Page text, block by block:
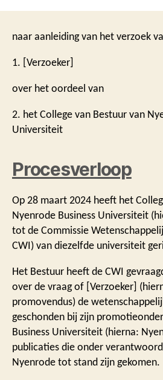
naar aanleiding van het verzoek
1. [Verzoeker]
over het oordeel van
2. het College van Bestuur van
Universiteit
Procesverloop
Op 28 maart 2024 heeft het
Nyenrode Business Universiteit
tot de Commissie
CWI) van diezelfde universiteit
Het Bestuur heeft de CWI
over de vraag of [Verzoeker]
promovendus) de
geschonden bij zijn
Business Universiteit (hierna:
publicaties die onder
Nyenrode tot stand zijn gekomen.